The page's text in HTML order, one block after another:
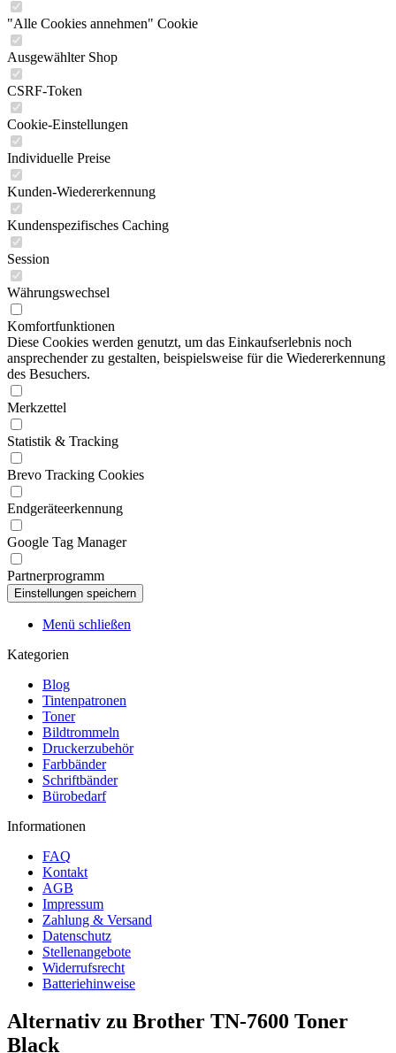
"Alle Cookies annehmen" Cookie
Ausgewählter Shop
CSRF-Token
Cookie-Einstellungen
Individuelle Preise
Kunden-Wiedererkennung
Kundenspezifisches Caching
Session
Währungswechsel
Komfortfunktionen
Diese Cookies werden genutzt, um das Einkaufserlebnis noch
ansprechender zu gestalten, beispielsweise für die Wiedererkennung
des Besuchers.
Merkzettel
Statistik & Tracking
Brevo Tracking Cookies
Endgeräteerkennung
Google Tag Manager
Partnerprogramm
Menü schließen
Kategorien
Blog
Tintenpatronen
Toner
Bildtrommeln
Druckerzubehör
Farbbänder
Schriftbänder
Bürobedarf
Informationen
FAQ
Kontakt
AGB
Impressum
Zahlung & Versand
Datenschutz
Stellenangebote
Widerrufsrecht
Batteriehinweise
Alternativ zu Brother TN-7600 Toner
Black